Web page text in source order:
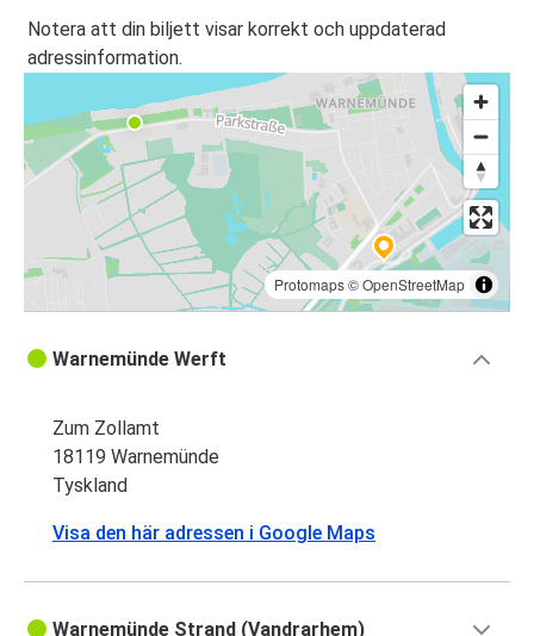
Notera att din biljett visar korrekt och uppdaterad
adressinformation.
Protomaps©OpenStreetMap
Warnemünde Werft
Zum Zollamt
18119 Warnemünde
Tyskland
Visa den här adressen i Google Maps
Warnemünde Strand (Vandrarhem)